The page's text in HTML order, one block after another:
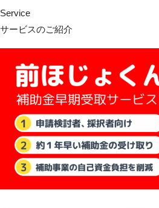
Service
サービスのご紹介